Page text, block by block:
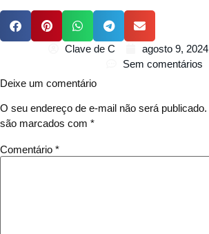
Clave de C agosto 9, 2024
Sem comentários
Deixe um comentário
O seu endereço de e-mail não será publicado.
são marcados com *
Comentário *